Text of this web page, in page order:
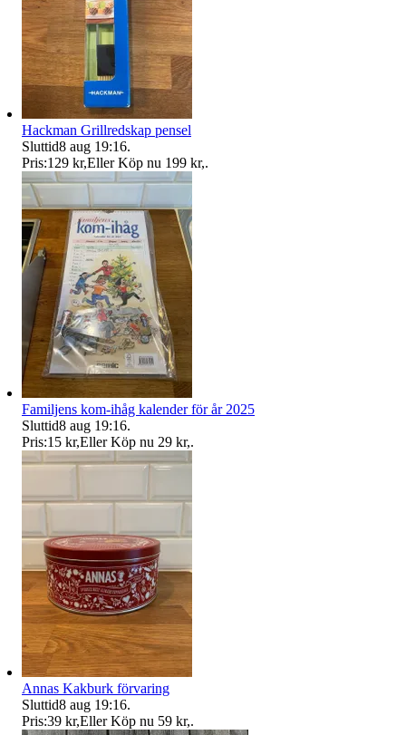
Hackman Grillredskap pensel
Sluttid8 aug 19:16.
Pris:129 kr,Eller Köp nu 199 kr,.
Familjens kom-ihåg kalender för år 2025
Sluttid8 aug 19:16.
Pris:15 kr,Eller Köp nu 29 kr,.
Annas Kakburk förvaring
Sluttid8 aug 19:16.
Pris:39 kr,Eller Köp nu 59 kr,.